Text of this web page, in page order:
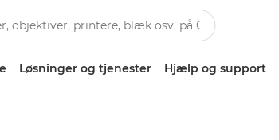
Løsninger og tjenester Hjælp og support